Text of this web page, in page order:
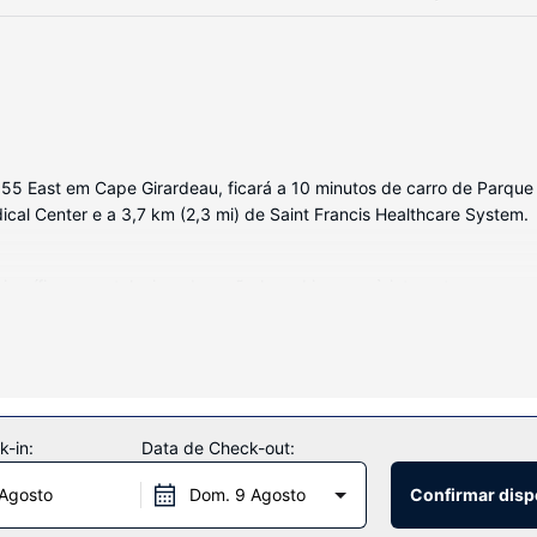
East em Cape Girardeau, ficará a 10 minutos de carro de
Center e a 3,7 km (2,3 mi) de Saint Francis Healthcare System.
As casas de banho privativas dispõem de uma combinação
de banquetes.
snack-bar/pastelaria. Comece as suas manhãs da melhor forma
in: Data de Check-out:
Dom. 9 Agosto Confirmar